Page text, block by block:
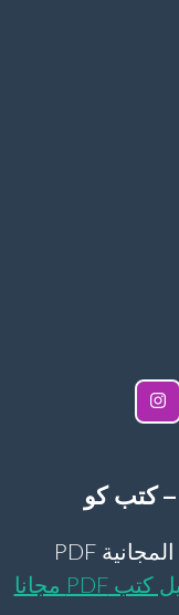
موقع كتب كو لـ تحميل الكتب المجانية PDF
تحميل كتب PDF مجانا